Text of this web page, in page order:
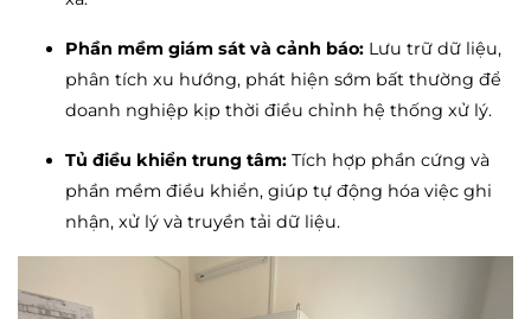
Phần mềm giám sát và cảnh báo: Lưu trữ dữ liệu,
phân tích xu hướng, phát hiện sớm bất thường để
doanh nghiệp kịp thời điều chỉnh hệ thống xử lý.
Tủ điều khiển trung tâm: Tích hợp phần cứng và
phần mềm điều khiển, giúp tự động hóa việc ghi
nhận, xử lý và truyền tải dữ liệu.